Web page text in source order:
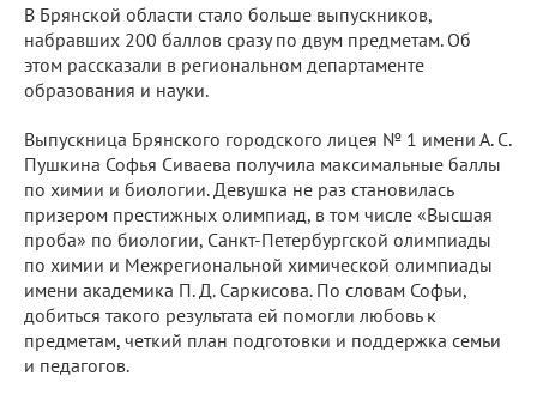
В Брянской области стало больше выпускников,
набравших 200 баллов сразу по двум предметам. Об
этом рассказали в региональном департаменте
образования и науки.
Выпускница Брянского городского лицея № 1 имени А. С.
Пушкина Софья Сиваева получила максимальные баллы
по химии и биологии. Девушка не раз становилась
призером престижных олимпиад, в том числе «Высшая
проба» по биологии, Санкт-Петербургской олимпиады
по химии и Межрегиональной химической олимпиады
имени академика П. Д. Саркисова. По словам Софьи,
добиться такого результата ей помогли любовь к
предметам, четкий план подготовки и поддержка семьи
и педагогов.